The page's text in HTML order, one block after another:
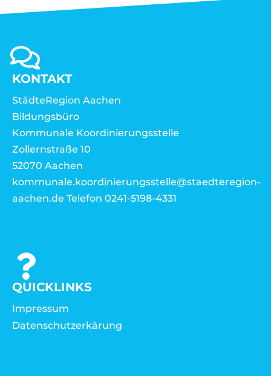
KONTAKT
StädteRegion Aachen
Bildungsbüro
Kommunale Koordinierungsstelle
Zollernstraße 10
52070 Aachen
kommunale.koordinierungsstelle@staedteregion-
aachen.de Telefon 0241-5198-4331
QUICKLINKS
Impressum
Datenschutzerkärung